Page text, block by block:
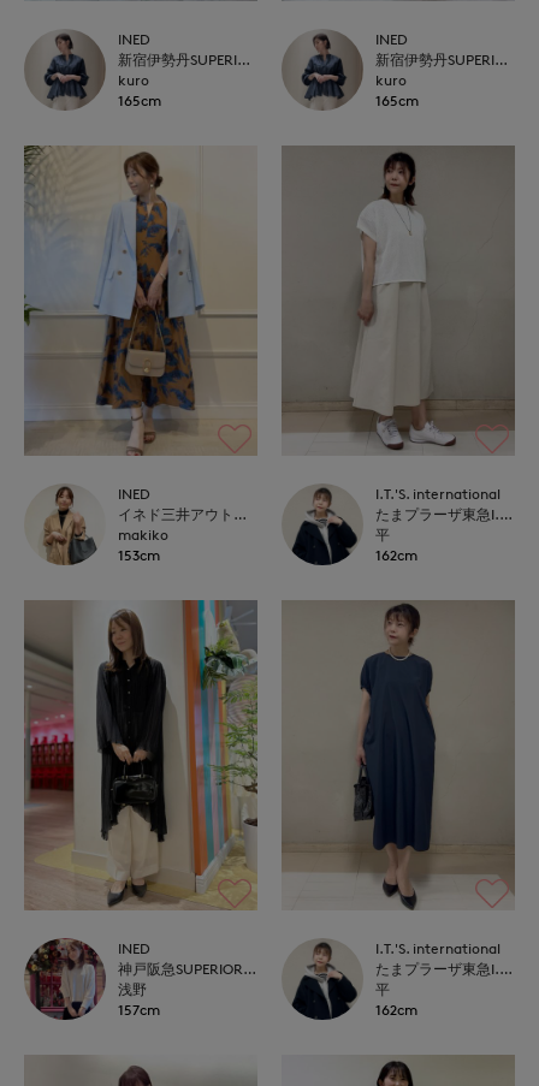
INED
新宿伊勢丹SUPERIOR CLOSET
kuro
165cm
INED
新宿伊勢丹SUPERIOR CLOSET
kuro
165cm
INED
イネド三井アウトレットパーク多摩南大沢店
makiko
153cm
I.T.'S. international
たまプラーザ東急I.T.'S.international
平
162cm
INED
神戸阪急SUPERIORCLOSET
浅野
157cm
I.T.'S. international
たまプラーザ東急I.T.'S.international
平
162cm